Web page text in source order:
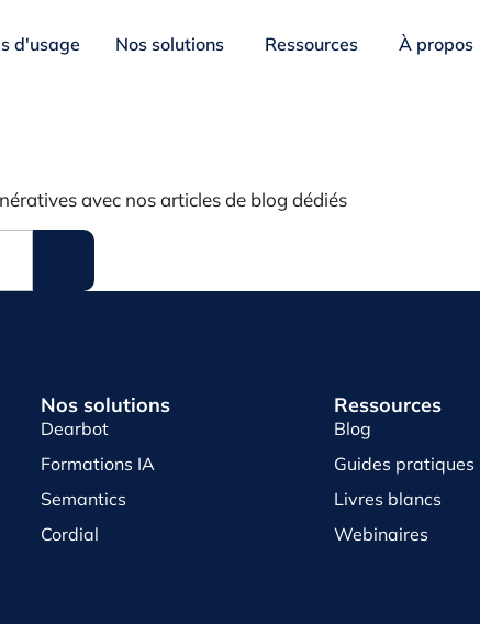
d'usage Nos solutions Ressources À propos
avec nos articles de blog dédiés
Nos solutions
Dearbot
Formations IA
Semantics
Cordial
Ressources
Blog
Guides pratiques
Livres blancs
Webinaires